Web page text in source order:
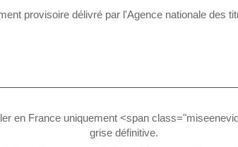
provisoire délivré par l'Agence nationale des
en France uniquement <span
grise définitive.